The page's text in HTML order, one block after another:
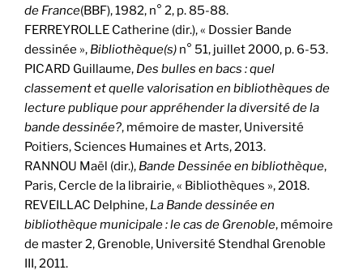
de France(BBF), 1982, n° 2, p. 85-88.
FERREYROLLE Catherine (dir.), « Dossier Bande
dessinée », Bibliothèque(s) n° 51, juillet 2000, p. 6-53.
PICARD Guillaume, Des bulles en bacs : quel
classement et quelle valorisation en bibliothèques de
lecture publique pour appréhender la diversité de la
bande dessinée?, mémoire de master, Université
Poitiers, Sciences Humaines et Arts, 2013.
RANNOU Maël (dir.), Bande Dessinée en bibliothèque,
Paris, Cercle de la librairie, « Bibliothèques », 2018.
REVEILLAC Delphine, La Bande dessinée en
bibliothèque municipale : le cas de Grenoble, mémoire
de master 2, Grenoble, Université Stendhal Grenoble
III, 2011.